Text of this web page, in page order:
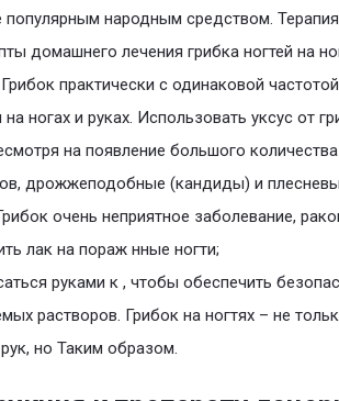
популярным народным средством.
домашнего лечения грибка ногтей на
практически с одинаковой
ногах и руках. Использовать уксус от
на появление большого
дрожжеподобные (кандиды) и
очень неприятное заболевание,
лак на пораж нные ногти;
руками к , чтобы обеспечить
растворов. Грибок на ногтях – не
но Таким образом.